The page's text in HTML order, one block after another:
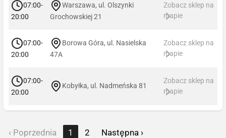
07:00-
20:00
Warszawa, ul. Olszynki
Grochowskiej 21
Zobacz sklep na
mapie
07:00-
20:00
Borowa Góra, ul. Nasielska
47A
Zobacz sklep na
mapie
07:00-
20:00
Kobyłka, ul. Nadmeńska 81
Zobacz sklep na
mapie
‹ Poprzednia 1 2 Następna ›